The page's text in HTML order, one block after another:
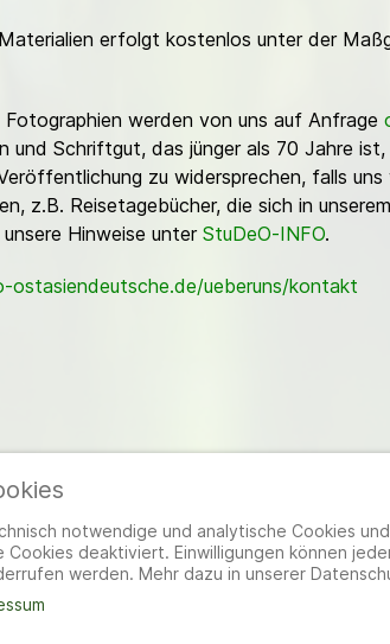
erfolgt kostenlos unter der
werden von uns auf Anfrage
und Schriftgut, das jünger als 70 Jahre
zu widersprechen, falls
z.B. Reisetagebücher, die sich in
Hinweise unter StuDeO-INFO.
ueberuns/kontakt
notwendige und analytische Cookies
Cookies deaktiviert. Einwilligungen können
werden. Mehr dazu in unserer